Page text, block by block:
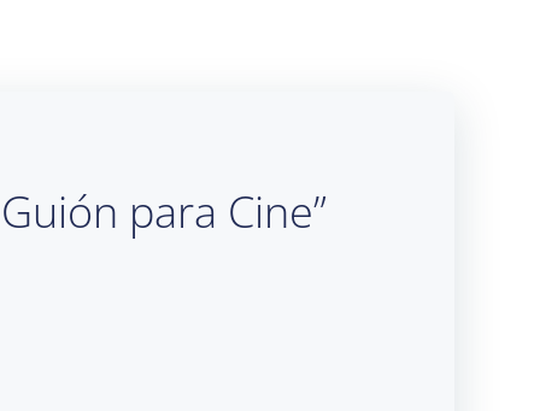
para Cine”